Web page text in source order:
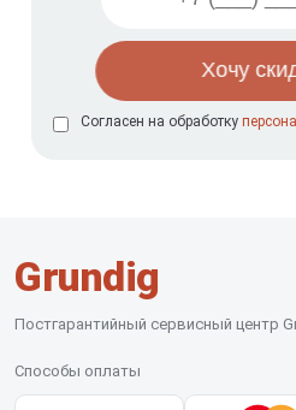
Согласен на обработку
Grundig
Постгарантийный сервисный центр
Способы оплаты